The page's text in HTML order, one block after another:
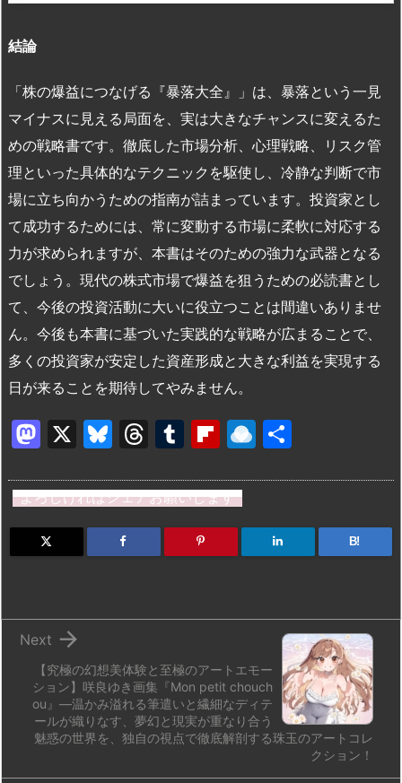
結論
「株の爆益につなげる『暴落大全』」は、暴落という一見
マイナスに見える局面を、実は大きなチャンスに変えるた
めの戦略書です。徹底した市場分析、心理戦略、リスク管
理といった具体的なテクニックを駆使し、冷静な判断で市
場に立ち向かうための指南が詰まっています。投資家とし
て成功するためには、常に変動する市場に柔軟に対応する
力が求められますが、本書はそのための強力な武器となる
でしょう。現代の株式市場で爆益を狙うための必読書とし
て、今後の投資活動に大いに役立つことは間違いありませ
ん。今後も本書に基づいた実践的な戦略が広まることで、
多くの投資家が安定した資産形成と大きな利益を実現する
日が来ることを期待してやみません。
M
st
o
d
X
Bl
e
s
k
T
e
a
d
T
m
bl
r
Fl
b
o
ar
R
n
dr
o
よろしければシェアお願いします
B!
【究極の幻想美体験と至極のアートエモー
ション】咲良ゆき画集『Mon petit chouch
ou』―温かみ溢れる筆遣いと繊細なディテ
ールが織りなす、夢幻と現実が重なり合う
魅惑の世界を、独自の視点で徹底解剖する珠玉のアートコレ
クション！

Next